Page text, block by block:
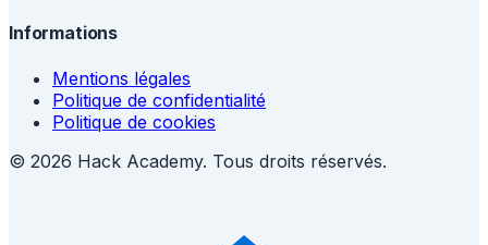
Informations
Mentions légales
Politique de confidentialité
Politique de cookies
© 2026 Hack Academy. Tous droits réservés.